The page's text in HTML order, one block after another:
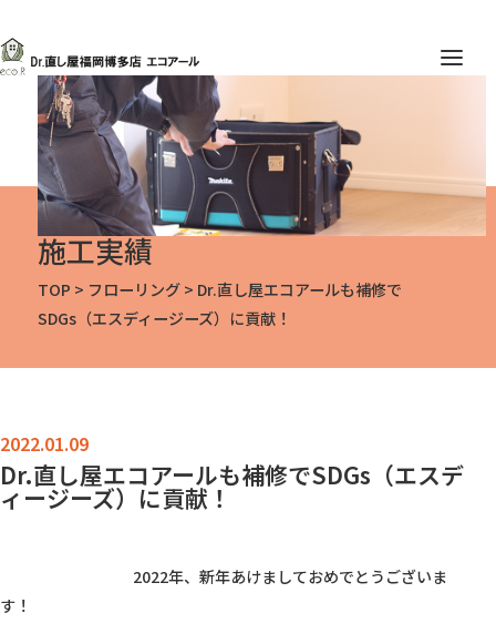
施工実績
TOP > フローリング > Dr.直し屋エコアールも補修で
SDGs（エスディージーズ）に貢献！
Dr.直し屋エコアールも補修でSDGs（エスデ
ィージーズ）に貢献！
す！